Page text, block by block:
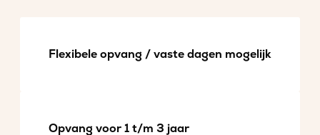
Flexibele opvang / vaste dagen mogelijk
Opvang voor 1 t/m 3 jaar